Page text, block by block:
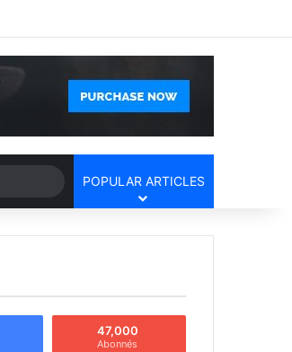
Search
for
POPULAR ARTICLES
47,000
Abonnés